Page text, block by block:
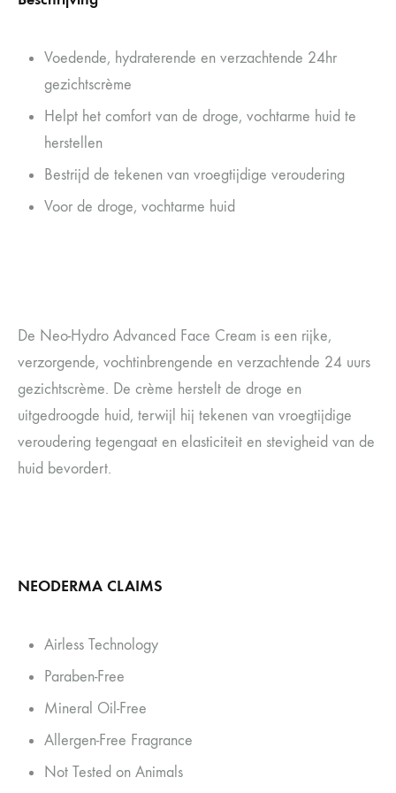
Voedende, hydraterende en verzachtende 24hr
gezichtscrème
Helpt het comfort van de droge, vochtarme huid te
herstellen
Bestrijd de tekenen van vroegtijdige veroudering
Voor de droge, vochtarme huid
De Neo-Hydro Advanced Face Cream is een rijke,
verzorgende, vochtinbrengende en verzachtende 24 uurs
gezichtscrème. De crème herstelt de droge en
uitgedroogde huid, terwijl hij tekenen van vroegtijdige
veroudering tegengaat en elasticiteit en stevigheid van de
huid bevordert.
NEODERMA CLAIMS
Airless Technology
Paraben-Free
Mineral Oil-Free
Allergen-Free Fragrance
Not Tested on Animals